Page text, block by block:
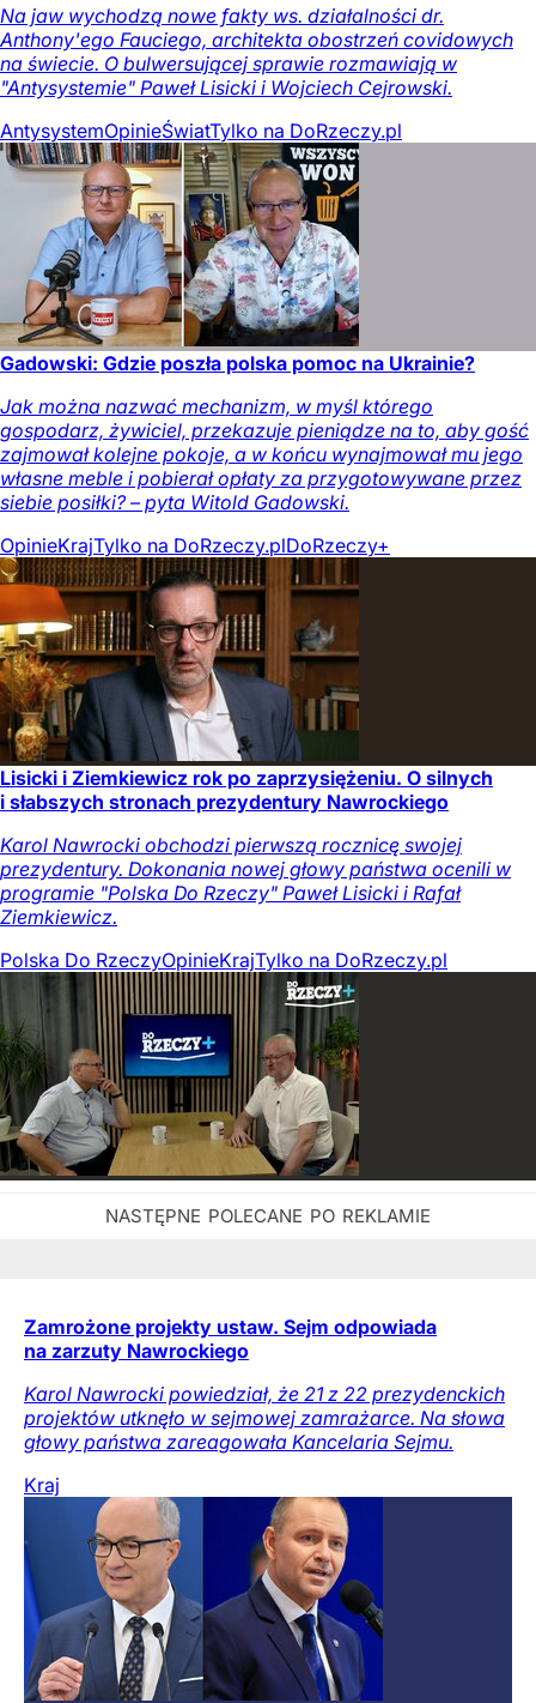
Na jaw wychodzą nowe fakty ws. działalności dr.
Anthony'ego Fauciego, architekta obostrzeń covidowych
na świecie. O bulwersującej sprawie rozmawiają w
"Antysystemie" Paweł Lisicki i Wojciech Cejrowski.
AntysystemOpinieŚwiatTylko na DoRzeczy.pl
Gadowski: Gdzie poszła polska pomoc na Ukrainie?
Jak można nazwać mechanizm, w myśl którego
gospodarz, żywiciel, przekazuje pieniądze na to, aby gość
zajmował kolejne pokoje, a w końcu wynajmował mu jego
własne meble i pobierał opłaty za przygotowywane przez
siebie posiłki? – pyta Witold Gadowski.
OpinieKrajTylko na DoRzeczy.plDoRzeczy+
Lisicki i Ziemkiewicz rok po zaprzysiężeniu. O silnych
i słabszych stronach prezydentury Nawrockiego
Karol Nawrocki obchodzi pierwszą rocznicę swojej
prezydentury. Dokonania nowej głowy państwa ocenili w
programie "Polska Do Rzeczy" Paweł Lisicki i Rafał
Ziemkiewicz.
Polska Do RzeczyOpinieKrajTylko na DoRzeczy.pl
Zamrożone projekty ustaw. Sejm odpowiada
na zarzuty Nawrockiego
Karol Nawrocki powiedział, że 21 z 22 prezydenckich
projektów utknęło w sejmowej zamrażarce. Na słowa
głowy państwa zareagowała Kancelaria Sejmu.
Kraj